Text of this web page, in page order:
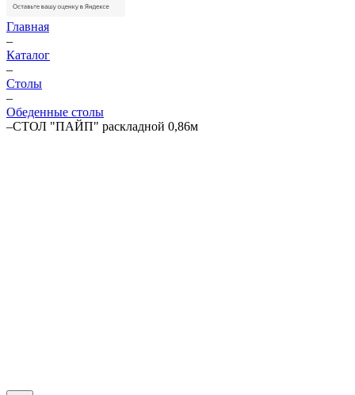
Главная
–
Каталог
–
Столы
–
Обеденные столы
–СТОЛ "ПАЙП" раскладной 0,86м